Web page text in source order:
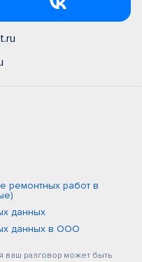
ремонтных работ в
данных
данных в ООО
ваш разговор может быть